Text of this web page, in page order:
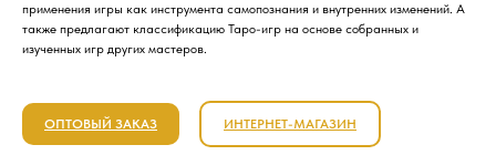
применения игры как инструмента самопознания и внутренних изменений. А
также предлагают классификацию Таро-игр на основе собранных и
изученных игр других мастеров.
ОПТОВЫЙ ЗАКАЗ ИНТЕРНЕТ-МАГАЗИН